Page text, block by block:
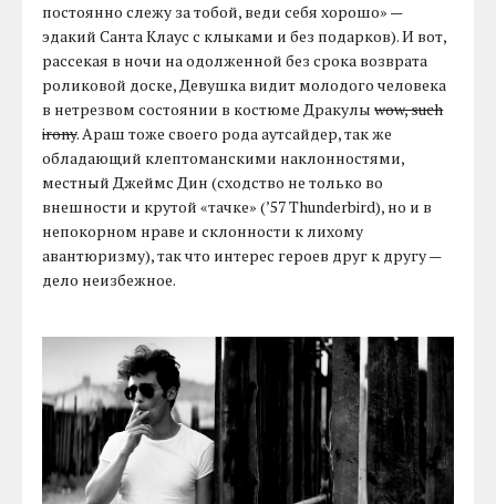
постоянно слежу за тобой, веди себя хорошо» —
эдакий Санта Клаус с клыками и без подарков). И вот,
рассекая в ночи на одолженной без срока возврата
роликовой доске, Девушка видит молодого человека
в нетрезвом состоянии в костюме Дракулыwow, such
irony. Араш тоже своего рода аутсайдер, так же
обладающий клептоманскими наклонностями,
местный Джеймс Дин (сходство не только во
внешности и крутой «тачке» (’57 Thunderbird), но и в
непокорном нраве и склонности к лихому
авантюризму), так что интерес героев друг к другу —
дело неизбежное.